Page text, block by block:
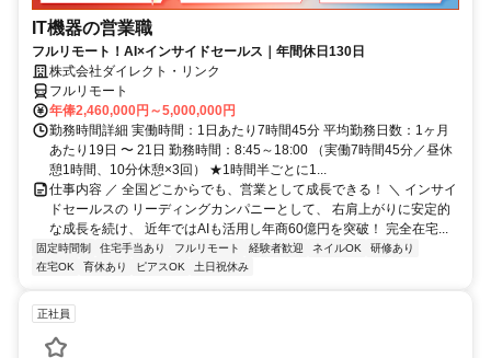
IT機器の営業職
フルリモート！AI×インサイドセールス｜年間休日130日
株式会社ダイレクト・リンク
フルリモート
年俸2,460,000円～5,000,000円
勤務時間詳細 実働時間：1日あたり7時間45分 平均勤務日数：1ヶ月
あたり19日 〜 21日 勤務時間：8:45～18:00 （実働7時間45分／昼休
憩1時間、10分休憩×3回） ★1時間半ごとに1...
仕事内容 ／ 全国どこからでも、営業として成長できる！ ＼ インサイ
ドセールスの リーディングカンパニーとして、 右肩上がりに安定的
な成長を続け、 近年ではAIも活用し年商60億円を突破！ 完全在宅...
固定時間制 住宅手当あり フルリモート 経験者歓迎 ネイルOK
研修あり
在宅OK
育休あり ピアスOK 土日祝休み
正社員